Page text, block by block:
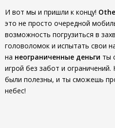
И вот мы и пришли к концу!
это не просто очередной
возможность погрузиться в
головоломок и испытать свои
на неограниченные деньги ты
игрой без забот и
были полезны, и ты сможешь
небес!